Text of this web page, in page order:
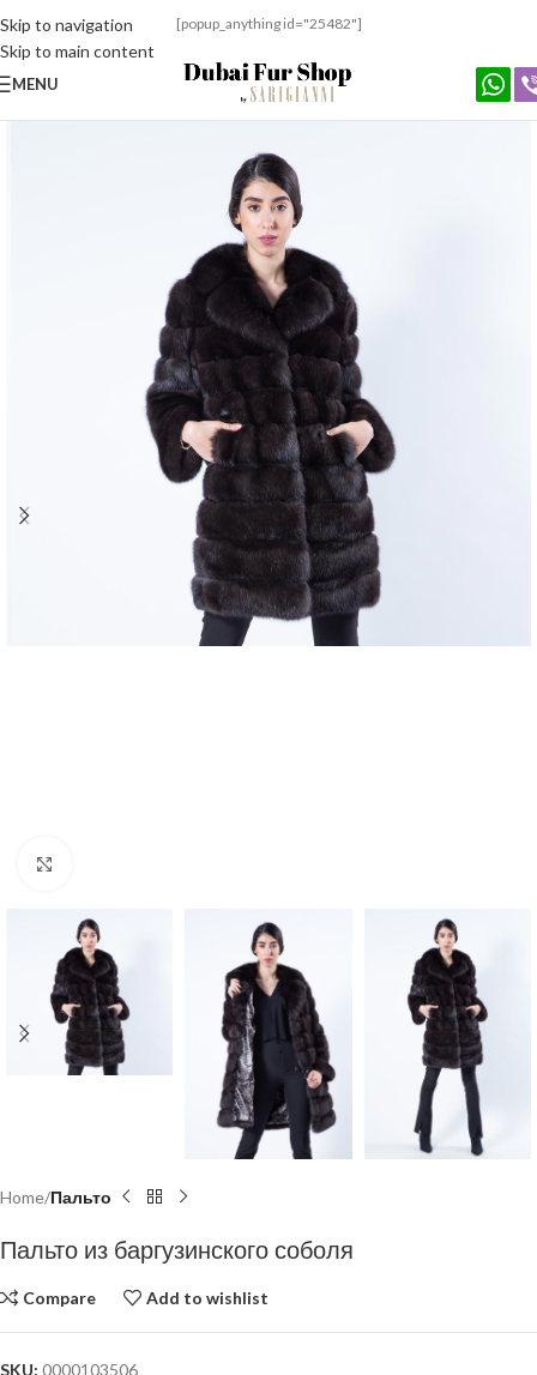
Skip to navigation
Skip to main content
[popup_anything id="25482"]
MENU
Home Пальто
Пальто из баргузинского соболя
Compare Add to wishlist
SKU: 0000103506